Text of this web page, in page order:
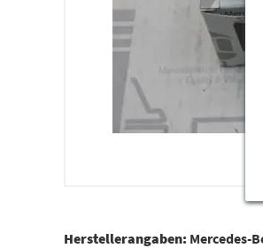
Herstellerangaben: Mercedes-